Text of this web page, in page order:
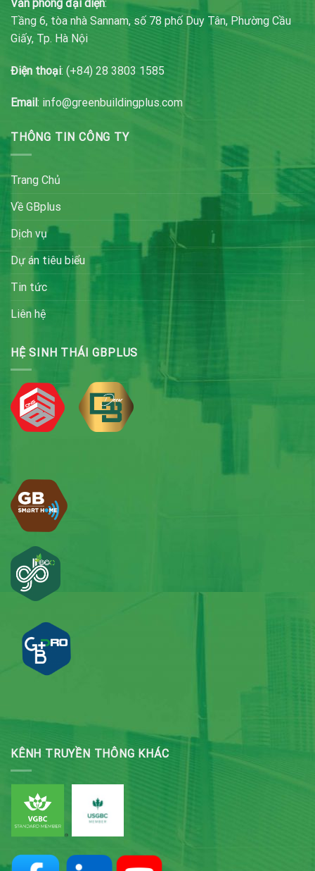
Văn phòng đại diện:
Tầng 6, tòa nhà Sannam, số 78 phố Duy Tân, Phường Cầu
Giấy, Tp. Hà Nội
Điện thoại: (+84) 28 3803 1585
Email : info@greenbuildingplus.com
THÔNG TIN CÔNG TY
Trang Chủ
Về GBplus
Dịch vụ
Dự án tiêu biểu
Tin tức
Liên hệ
HỆ SINH THÁI GBPLUS
KÊNH TRUYỀN THÔNG KHÁC